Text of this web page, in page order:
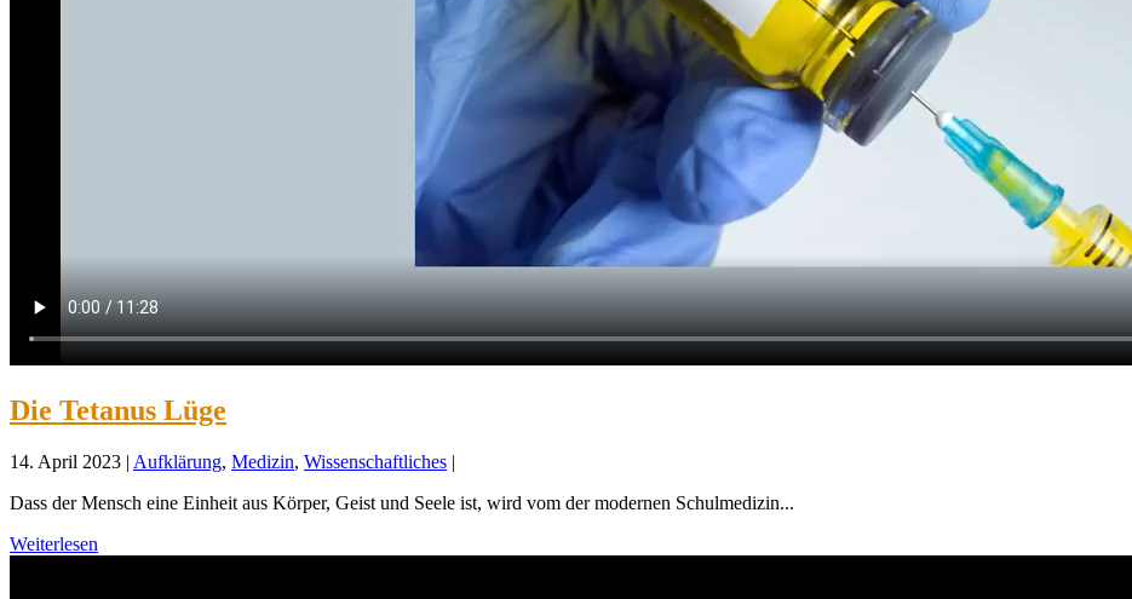
Die Tetanus Lüge
14. April 2023 | Aufklärung, Medizin, Wissenschaftliches |
Dass der Mensch eine Einheit aus Körper, Geist und Seele ist, wird vom der modernen Schulmedizin...
Weiterlesen